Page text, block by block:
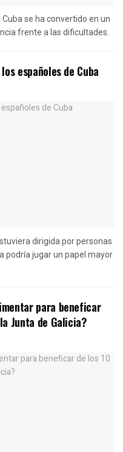
Cuba se ha convertido en un
frente a las dificultades.
españoles de Cuba
dirigida por personas
podría jugar un papel mayor
para beneficar
Junta de Galicia?